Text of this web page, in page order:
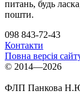
питань, будь
пошти.
098 843-72-43
Контакти
Повна версія
© 2014—2026
ФЛП Панкова